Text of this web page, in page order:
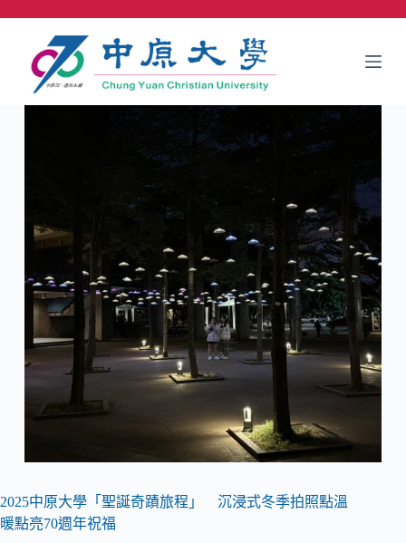
跳
主
內
2025中原大學「聖誕奇蹟旅程」 沉浸式冬季拍照點溫
暖點亮70週年祝福